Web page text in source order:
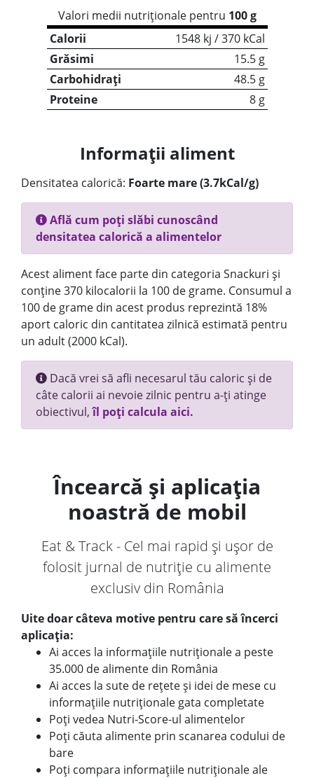
Valori medii nutriționale pentru 100 g
Calorii
1548 kj / 370 kCal
Grăsimi
15.5 g
Carbohidrați
48.5 g
Proteine
8 g
Informații aliment
Densitatea calorică: Foarte mare (3.7kCal/g)
Află cum poți slăbi cunoscând
densitatea calorică a alimentelor
Acest aliment face parte din categoria Snackuri și
conține 370 kilocalorii la 100 de grame. Consumul a
100 de grame din acest produs reprezintă 18%
aport caloric din cantitatea zilnică estimată pentru
un adult (2000 kCal).
Dacă vrei să afli necesarul tău caloric și de
câte calorii ai nevoie zilnic pentru a-ți atinge
obiectivul,îl poți calcula aici.
Încearcă și aplicația
noastră de mobil
Eat & Track - Cel mai rapid și ușor de
folosit jurnal de nutriție cu alimente
exclusiv din România
Uite doar câteva motive pentru care să încerci
aplicația:
Ai acces la informațiile nutriționale a peste
35.000 de alimente din România
Ai acces la sute de rețete și idei de mese cu
informațiile nutriționale gata completate
Poți vedea Nutri-Score-ul alimentelor
Poți căuta alimente prin scanarea codului de
bare
Poți compara informațiile nutriționale ale